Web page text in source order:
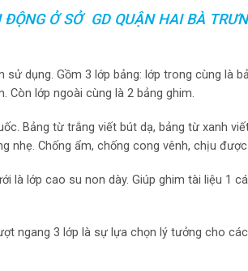
Ở SỞ GD QUẬN HAI BÀ
dụng. Gồm 3 lớp bảng: lớp trong cùng là
Còn lớp ngoài cùng là 2 bảng ghim.
Bảng từ trắng viết bút dạ, bảng từ xanh
nhẹ. Chống ẩm, chống cong vênh, chịu
là lớp cao su non dày. Giúp ghim tài liệu 1
ngang 3 lớp là sự lựa chọn lý tưởng cho